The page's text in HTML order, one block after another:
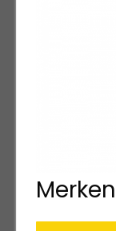
Merken